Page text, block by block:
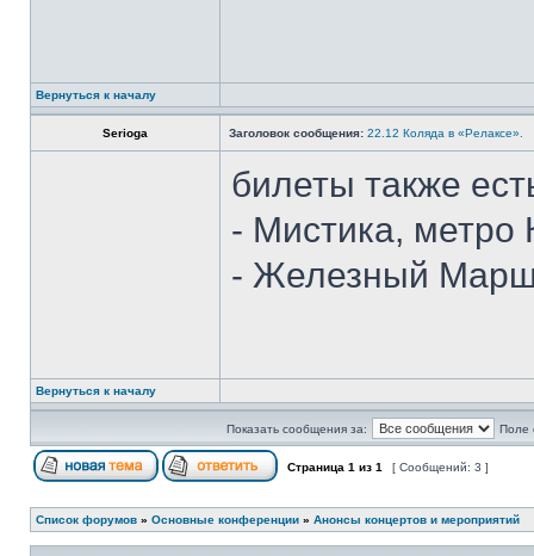
Вернуться к началу
Serioga Заголовок сообщения: 22.12 Коляда в «Релаксе».
билеты также
- Мистика, метро
- Железный
Вернуться к началу
Показать сообщения за: Поле
Страница 1 из 1 [ Сообщений: 3 ]
Список форумов » Основные конференции » Анонсы концертов и мероприятий